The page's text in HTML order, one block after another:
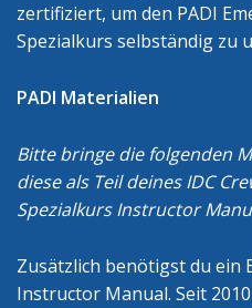
zertifiziert, um den PADI
Spezialkurs selbständig zu
PADI Materialien
Bitte bringe die folgenden
diese als Teil deines IDC
Spezialkurs Instructor
Zusätzlich benötigst du ein
Instructor Manual. Seit